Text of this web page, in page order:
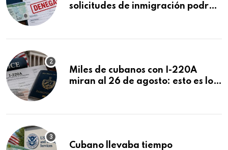
solicitudes de inmigración podrán
Miles de cubanos con I-220A
miran al 26 de agosto: esto es lo
Cubano llevaba tiempo